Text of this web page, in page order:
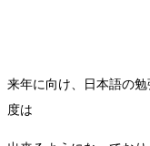
来年に向け、日本語の
度は